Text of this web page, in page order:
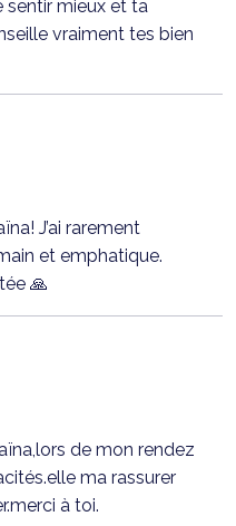
sentir mieux et ta
vraiment tes bien
J’ai rarement
et emphatique.
🙏
de mon rendez
ma rassurer
à toi.